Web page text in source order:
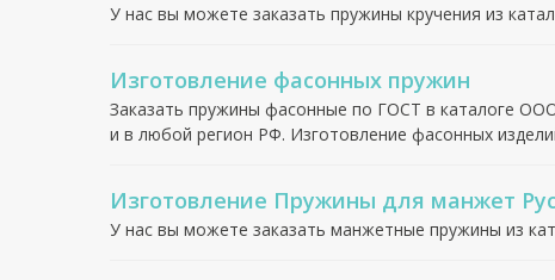
У нас вы можете заказать пружины кручения из
Изготовление фасонных пружин
Заказать пружины фасонные по ГОСТ в каталоге
и в любой регион РФ. Изготовление фасонных
Изготовление Пружины для манжет
У нас вы можете заказать манжетные пружины из